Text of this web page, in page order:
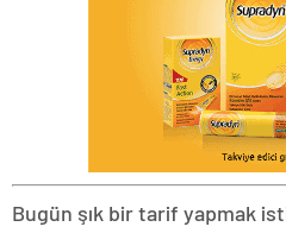
Bugün şık bir tarif yapmak